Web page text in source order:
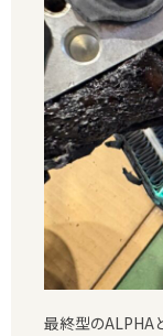
最終型のALPHA